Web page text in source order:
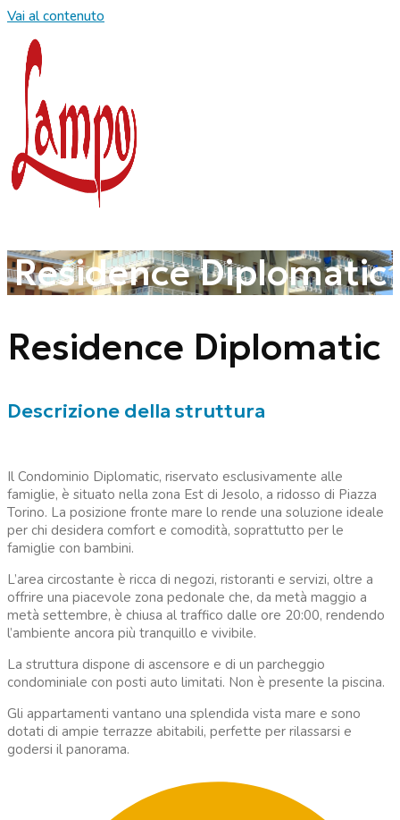
Vai al contenuto
Residence Diplomatic
Residence Diplomatic
Descrizione della struttura
Il Condominio Diplomatic, riservato esclusivamente alle
famiglie, è situato nella zona Est di Jesolo, a ridosso di Piazza
Torino. La posizione fronte mare lo rende una soluzione ideale
per chi desidera comfort e comodità, soprattutto per le
famiglie con bambini.
L’area circostante è ricca di negozi, ristoranti e servizi, oltre a
offrire una piacevole zona pedonale che, da metà maggio a
metà settembre, è chiusa al traffico dalle ore 20:00, rendendo
l’ambiente ancora più tranquillo e vivibile.
La struttura dispone di ascensore e di un parcheggio
condominiale con posti auto limitati. Non è presente la piscina.
Gli appartamenti vantano una splendida vista mare e sono
dotati di ampie terrazze abitabili, perfette per rilassarsi e
godersi il panorama.